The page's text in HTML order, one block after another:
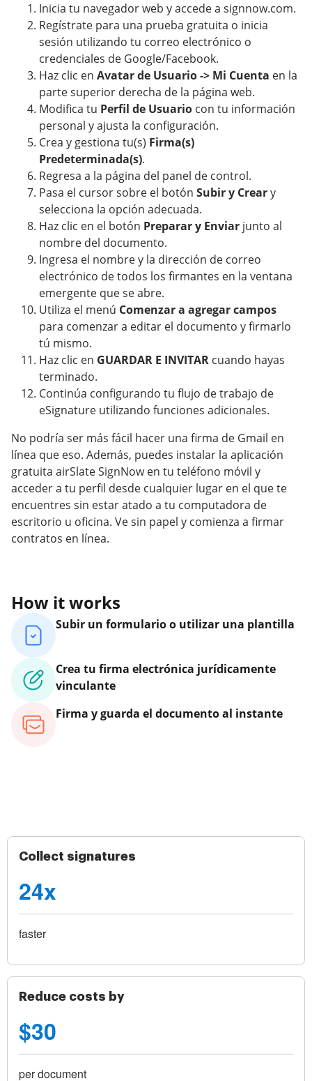
Inicia tu navegador web y accede a signnow.com.
Regístrate para una prueba gratuita o inicia
sesión utilizando tu correo electrónico o
credenciales de Google/Facebook.
Haz clic en Avatar de Usuario -> Mi Cuenta en la
parte superior derecha de la página web.
Modifica tu Perfil de Usuario con tu información
personal y ajusta la configuración.
Crea y gestiona tu(s) Firma(s)
Predeterminada(s).
Regresa a la página del panel de control.
Pasa el cursor sobre el botón Subir y Creary
selecciona la opción adecuada.
Haz clic en el botón Preparar y Enviar junto al
nombre del documento.
Ingresa el nombre y la dirección de correo
electrónico de todos los firmantes en la ventana
emergente que se abre.
Utiliza el menú Comenzar a agregar campos
para comenzar a editar el documento y firmarlo
tú mismo.
Haz clic en GUARDAR E INVITAR cuando hayas
terminado.
Continúa configurando tu flujo de trabajo de
eSignature utilizando funciones adicionales.
No podría ser más fácil hacer una firma de Gmail en
línea que eso. Además, puedes instalar la aplicación
gratuita airSlate SignNow en tu teléfono móvil y
acceder a tu perfil desde cualquier lugar en el que te
encuentres sin estar atado a tu computadora de
escritorio u oficina. Ve sin papel y comienza a firmar
contratos en línea.
How it works
Subir un formulario o utilizar una plantilla
Crea tu firma electrónica jurídicamente
vinculante
Firma y guarda el documento al instante
Collect signatures
24x
faster
Reduce costs by
$30
per document